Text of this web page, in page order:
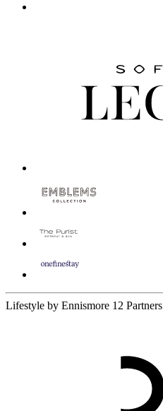
Lifestyle by Ennismore 12 Partners